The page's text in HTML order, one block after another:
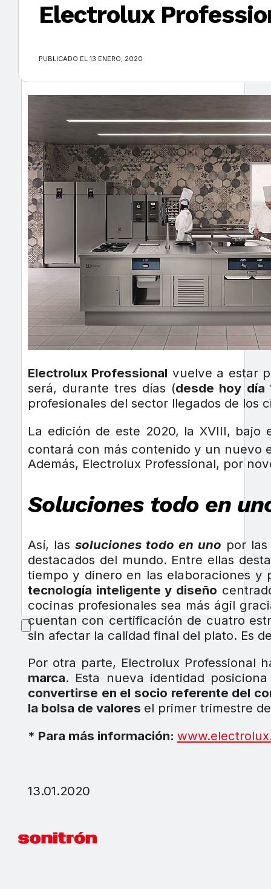
Electrolux
PUBLICADO EL 13 ENERO, 2020
Electrolux Professional vuelve a estar
será, durante tres días (desde hoy día
profesionales del sector llegados de los
La edición de este 2020, la XVIII, bajo
contará con más contenido y un nuevo
Además, Electrolux Professional, por
Soluciones todo en
Así, las soluciones todo en uno por
destacados del mundo. Entre ellas
tiempo y dinero en las elaboraciones y
tecnología inteligente y diseño
cocinas profesionales sea más ágil
cuentan con certificación de cuatro
sin afectar la calidad final del plato. Es
Por otra parte, Electrolux Professional
marca. Esta nueva identidad
convertirse en el socio referente del
la bolsa de valores el primer trimestre
* Para más información:
13.01.2020